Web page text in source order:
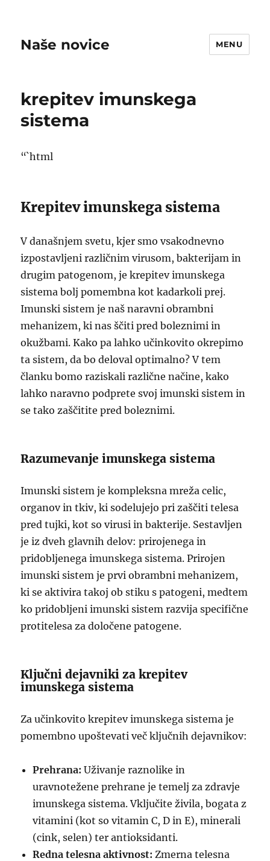
Naše novice MENU
krepitev imunskega
sistema
“`html
Krepitev imunskega sistema
V današnjem svetu, kjer smo vsakodnevno
izpostavljeni različnim virusom, bakterijam in
drugim patogenom, je krepitev imunskega
sistema bolj pomembna kot kadarkoli prej.
Imunski sistem je naš naravni obrambni
mehanizem, ki nas ščiti pred boleznimi in
okužbami. Kako pa lahko učinkovito okrepimo
ta sistem, da bo deloval optimalno? V tem
članku bomo raziskali različne načine, kako
lahko naravno podprete svoj imunski sistem in
se tako zaščitite pred boleznimi.
Razumevanje imunskega sistema
Imunski sistem je kompleksna mreža celic,
organov in tkiv, ki sodelujejo pri zaščiti telesa
pred tujki, kot so virusi in bakterije. Sestavljen
je iz dveh glavnih delov: prirojenega in
pridobljenega imunskega sistema. Prirojen
imunski sistem je prvi obrambni mehanizem,
ki se aktivira takoj ob stiku s patogeni, medtem
ko pridobljeni imunski sistem razvija specifične
protitelesa za določene patogene.
Ključni dejavniki za krepitev
imunskega sistema
Za učinkovito krepitev imunskega sistema je
pomembno upoštevati več ključnih dejavnikov:
Prehrana: Uživanje raznolike in
uravnotežene prehrane je temelj za zdravje
imunskega sistema. Vključite živila, bogata z
vitamini (kot so vitamin C, D in E), minerali
(cink, selen) ter antioksidanti.
Redna telesna aktivnost: Zmerna telesna